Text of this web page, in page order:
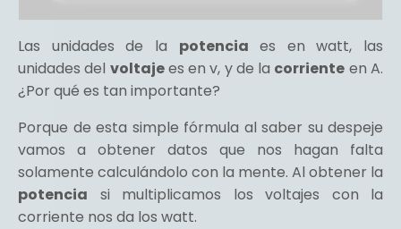
Las unidades de la potencia es enwatt, las
unidades del voltajees en v, y de la corriente en A.
¿Por qué es tan importante?
Porque de esta simple fórmula al saber su despeje
vamos a obtener datos que nos hagan falta
solamente calculándolo con la mente. Al obtener la
potencia si multiplicamos los voltajes con la
corriente nos da los watt.